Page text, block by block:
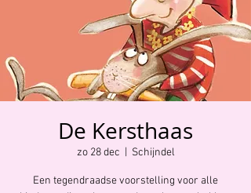
De Kersthaas
zo 28 dec Schijndel
Een tegendraadse voorstelling voor alle